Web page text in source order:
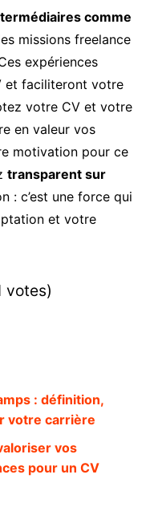
comme
missions freelance
expériences
et faciliteront votre
votre CV et votre
en valeur vos
motivation pour ce
transparent sur
: c’est une force qui
et votre
votes)
: définition,
votre carrière
vos
pour un CV